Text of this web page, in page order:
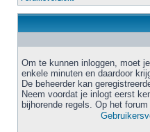
Om te kunnen inloggen, moet
enkele minuten en daardoor
De beheerder kan
Neem voordat je inlogt eerst
bijhorende regels. Op het